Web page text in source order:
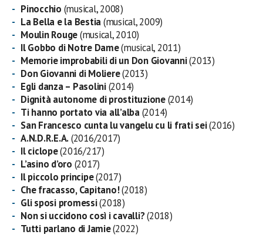
Pinocchio (musical, 2008)
La Bella e la Bestia(musical, 2009)
Moulin Rouge(musical, 2010)
Il Gobbo di Notre Dame(musical, 2011)
Memorie improbabili di un Don Giovanni(2013)
Don Giovanni di Moliere(2013)
Egli danza – Pasolini(2014)
Dignità autonome di prostituzione(2014)
Ti hanno portato via all’alba(2014)
San Francesco cunta lu vangelu cu li frati sei(2016)
A.N.D.R.E.A.(2016/2017)
Il ciclope(2016/217)
L’asino d’oro (2017)
Il piccolo principe(2017)
Che fracasso, Capitano!(2018)
Gli sposi promessi(2018)
Non si uccidono così i cavalli?(2018)
Tutti parlano di Jamie(2022)